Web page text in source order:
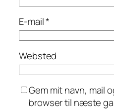
E-mail*
Websted
Gem mit navn, mail
browser til næste